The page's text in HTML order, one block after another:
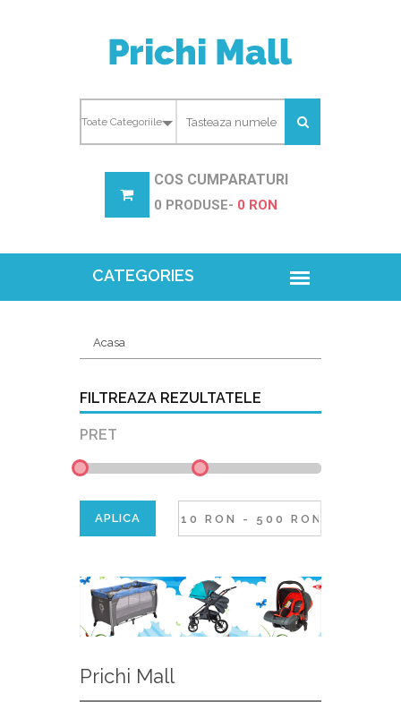
COS CUMPARATURI
0 PRODUSE- 0 RON
Acasa
FILTREAZA REZULTATELE
PRET
Prichi Mall